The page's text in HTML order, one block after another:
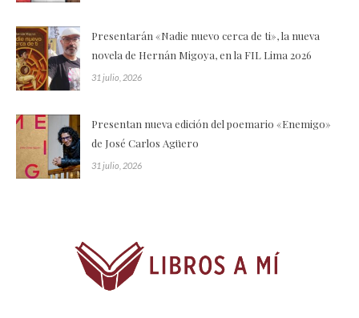
Presentarán «Nadie nuevo cerca de ti», la nueva
novela de Hernán Migoya, en la FIL Lima 2026
31 julio, 2026
Presentan nueva edición del poemario «Enemigo»
de José Carlos Agüero
31 julio, 2026